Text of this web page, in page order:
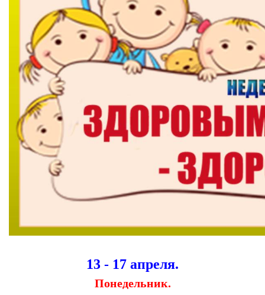
13 - 17 апреля.
Понедельник.